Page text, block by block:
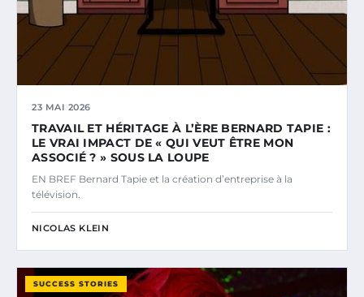
23 MAI 2026
TRAVAIL ET HÉRITAGE À L’ÈRE BERNARD TAPIE :
LE VRAI IMPACT DE « QUI VEUT ÊTRE MON
ASSOCIÉ ? » SOUS LA LOUPE
EN BREF Bernard Tapie et la création d’entreprise à la
télévision.
NICOLAS KLEIN
SUCCESS STORIES